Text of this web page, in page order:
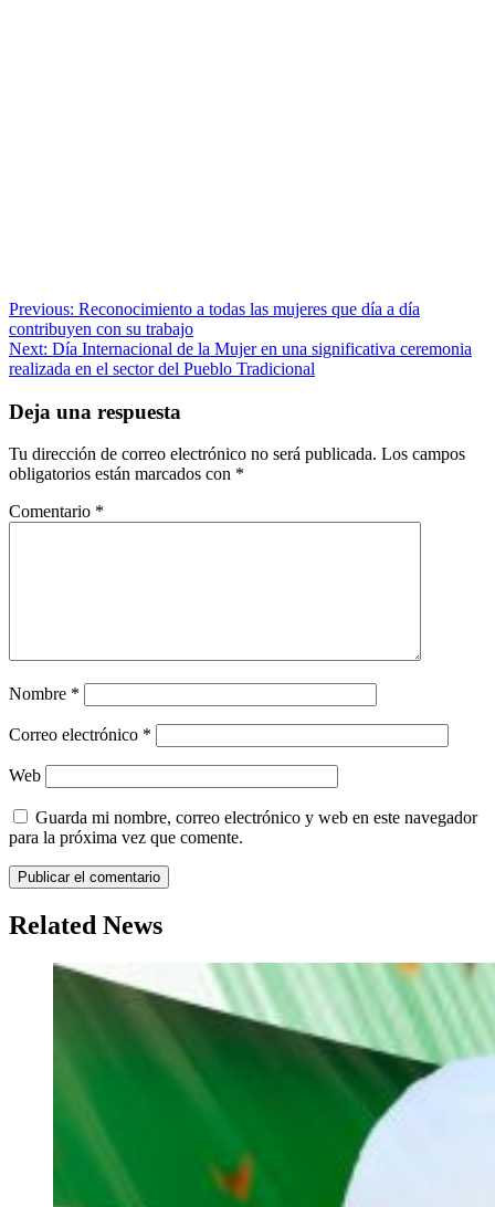
Navegación
de
entradas
Previous: Reconocimiento a todas las mujeres que día a día
contribuyen con su trabajo
Next: Día Internacional de la Mujer en una significativa ceremonia
realizada en el sector del Pueblo Tradicional
Deja una respuesta
Tu dirección de correo electrónico no será publicada. Los campos
obligatorios están marcados con *
Comentario *
Nombre *
Correo electrónico *
Web
Guarda mi nombre, correo electrónico y web en este navegador
para la próxima vez que comente.
Related News